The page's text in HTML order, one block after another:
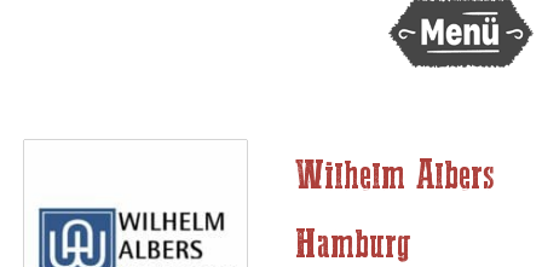
Wilhelm Albers
Hamburg